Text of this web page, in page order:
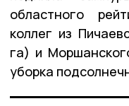
областного
коллег из
га) и
уборка